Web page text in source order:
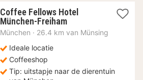
Coffee Fellows Hotel
München-Freiham2
nachten
München · 26.4 km van Münsing
Ideale locatie
Coffeeshop
Tip: uitstapje naar de dierentuin